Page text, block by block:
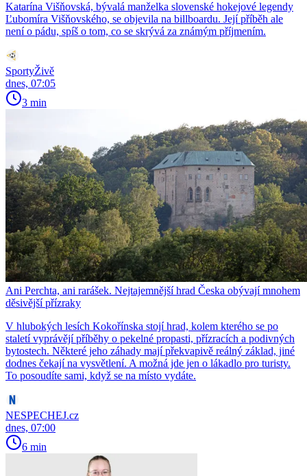
Katarína Višňovská, bývalá manželka slovenské hokejové legendy
Ľubomíra Višňovského, se objevila na billboardu. Její příběh ale
není o pádu, spíš o tom, co se skrývá za známým příjmením.
SportyŽivě
dnes, 07:05
3 min
Ani Perchta, ani rarášek. Nejtajemnější hrad Česka obývají mnohem
děsivější přízraky
V hlubokých lesích Kokořínska stojí hrad, kolem kterého se po
staletí vyprávějí příběhy o pekelné propasti, přízracích a podivných
bytostech. Některé jeho záhady mají překvapivě reálný základ, jiné
dodnes čekají na vysvětlení. A možná jde jen o lákadlo pro turisty.
To posoudíte sami, když se na místo vydáte.
NESPECHEJ.cz
dnes, 07:00
6 min